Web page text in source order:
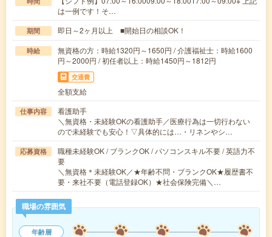
は一例です！そ…
期間 即日～2ヶ月以上 ■開始日の相談OK！
時給
無資格の方：時給1320円～1650円 / 介護福祉士：時給1600
円～2000円 / 初任者以上：時給1450円～1812円
交通費
全額支給
仕事内容
看護助手
＼無資格・未経験OKの看護助手／医療行為は一切行わない
ので未経験でも安心！▽具体的には…・リネンやシ…
応募資格
職種未経験OK / ブランクOK / パソコンスキル不要 / 英語力不
要
＼無資格＊未経験OK／★年齢不問・ブランクOK★履歴書不
要・来社不要（電話登録OK）★社会保険完備＼…
職場の雰囲気
年齢層